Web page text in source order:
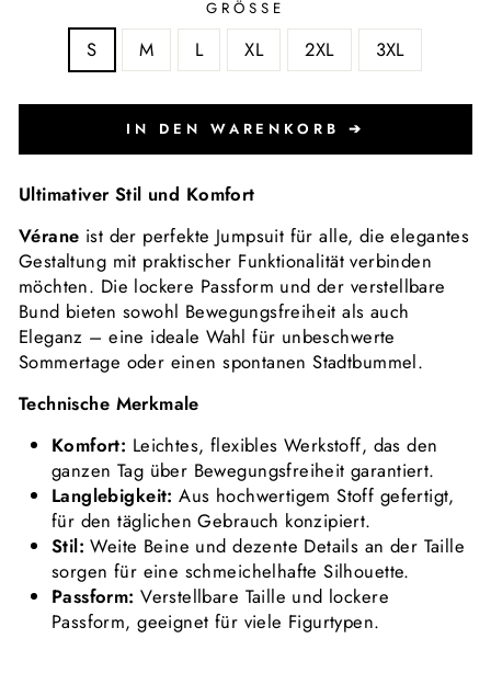
GRÖSSE
S M L XL 2XL 3XL
IN DEN WARENKORB ➔
Ultimativer Stil und Komfort
Vérane ist der perfekte Jumpsuit für alle, die elegantes
Gestaltung mit praktischer Funktionalität verbinden
möchten. Die lockere Passform und der verstellbare
Bund bieten sowohl Bewegungsfreiheit als auch
Eleganz – eine ideale Wahl für unbeschwerte
Sommertage oder einen spontanen Stadtbummel.
Technische Merkmale
Komfort: Leichtes, flexibles Werkstoff, das den
ganzen Tag über Bewegungsfreiheit garantiert.
Langlebigkeit: Aus hochwertigem Stoff gefertigt,
für den täglichen Gebrauch konzipiert.
Stil: Weite Beine und dezente Details an der Taille
sorgen für eine schmeichelhafte Silhouette.
Passform: Verstellbare Taille und lockere
Passform, geeignet für viele Figurtypen.